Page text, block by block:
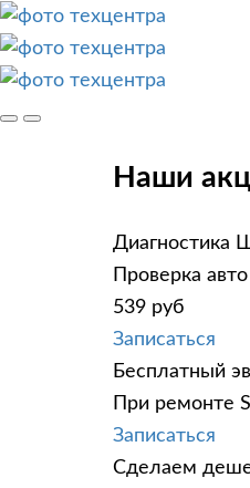
Наши
Диагностика
Проверка
539 руб
Записаться
Бесплатный
При ремонте
Записаться
Сделаем